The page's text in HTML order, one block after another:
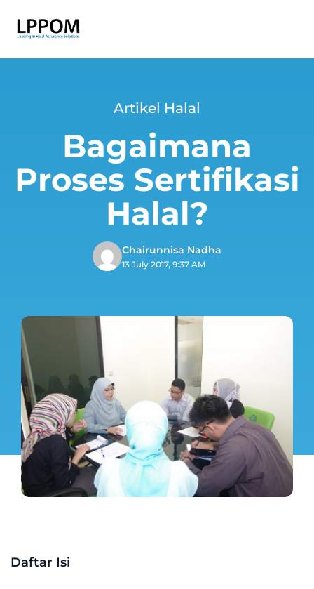
Artikel Halal
Bagaimana
Proses Sertifikasi
Halal?
Chairunnisa Nadha
13 July 2017, 9:37 AM
Daftar Isi